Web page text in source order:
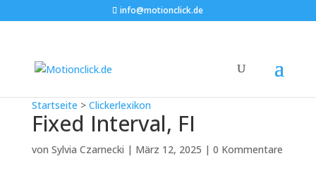
info@motionclick.de
Startseite > Clickerlexikon
Fixed Interval, FI
von Sylvia Czarnecki | März 12, 2025 | 0 Kommentare